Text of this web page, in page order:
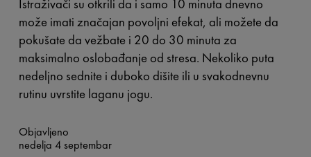
Istraživači su otkrili da i samo 10 minuta dnevno
može imati značajan povoljni efekat, ali možete da
pokušate da vežbate i 20 do 30 minuta za
maksimalno oslobađanje od stresa. Nekoliko puta
nedeljno sednite i duboko dišite ili u svakodnevnu
rutinu uvrstite laganu jogu.
Objavljeno
nedelja 4 septembar